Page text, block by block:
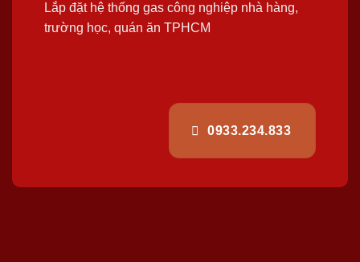
Lắp đặt hệ thống gas công nghiệp nhà hàng,
trường học, quán ăn TPHCM
0933.234.833